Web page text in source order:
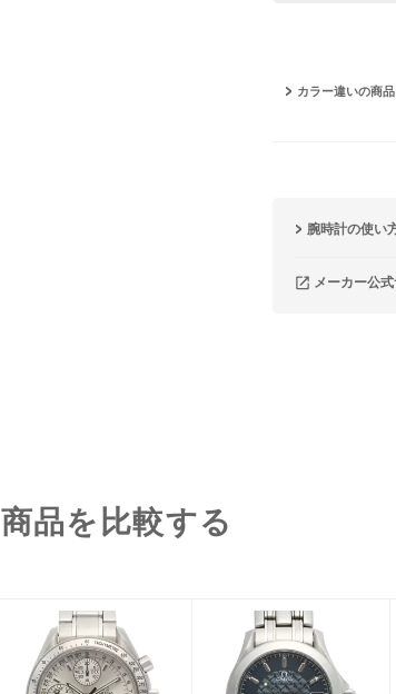
カラー違いの商
腕時計の使い
メーカー公
商品を比較する